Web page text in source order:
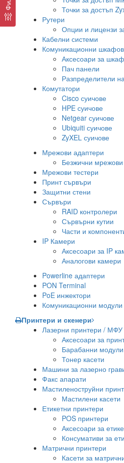
Точки за достъп
Рутери
Опции и лицензи
Кабелни системи
Комуникационни
Аксесоари за
Пач панели
Разпределители
Комутатори
Cisco суичове
HPE суичове
Netgear суичове
Ubiquiti суичове
ZyXEL суичове
Мрежови адаптери
Безжични
Мрежови тестери
Принт сървъри
Защитни стени
Сървъри
RAID контролери
Сървърни кутии
Части и
IP Камери
Аксесоари за IP
Аналогови камери
Powerline адаптери
PON Terminal
PoE инжектори
Комуникационни модули
Принтери и скенери
Лазерни принтери / МФУ
Аксесоари за
Барабанни модули
Тонер касети
Машини за лазерно
Факс апарати
Мастиленоструйни
Мастилени касети
Етикетни принтери
POS принтери
Аксесоари за
Консумативи за
Матрични принтери
Касети за